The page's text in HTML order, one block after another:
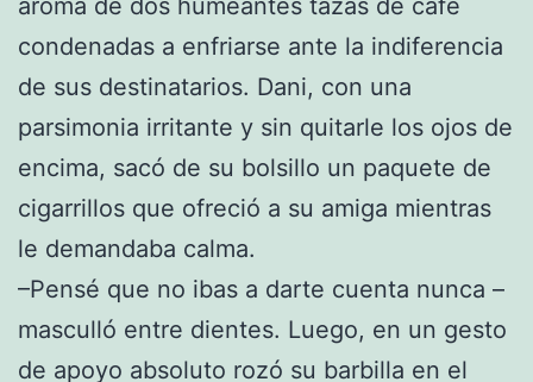
condenadas a enfriarse ante la indiferencia
de sus destinatarios. Dani, con una
parsimonia irritante y sin quitarle los ojos de
encima, sacó de su bolsillo un paquete de
cigarrillos que ofreció a su amiga mientras
le demandaba calma.
–Pensé que no ibas a darte cuenta nunca –
masculló entre dientes. Luego, en un gesto
de apoyo absoluto rozó su barbilla en el